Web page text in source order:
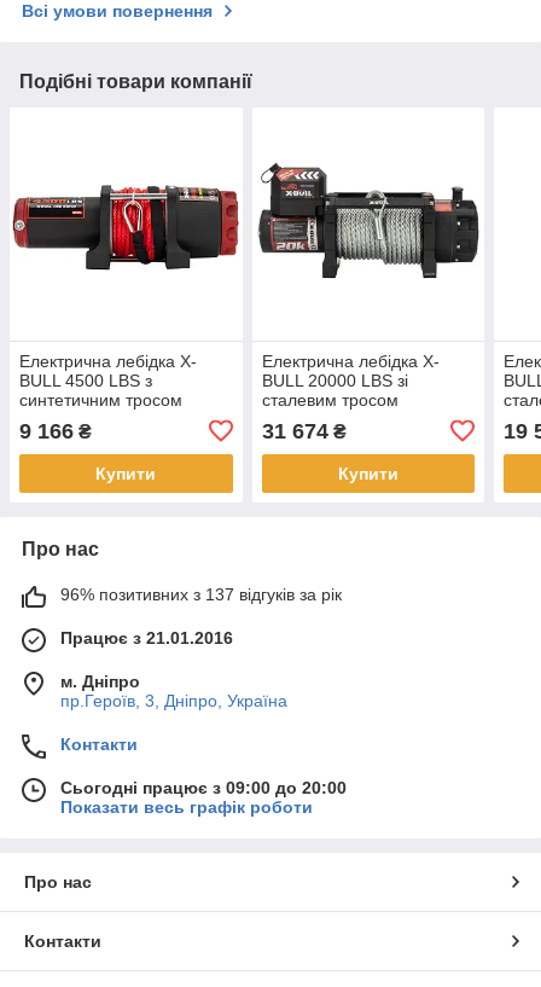
Всі умови повернення
Подібні товари компанії
Електрична лебідка X-
BULL 4500 LBS з
синтетичним тросом
9 166 ₴
Купити
Електрична лебідка X-
BULL 20000 LBS зі
сталевим тросом
31 674₴
Купити
19
Про нас
96% позитивних з 137 відгуків за рік
Працює з 21.01.2016
м. Дніпро
пр.Героїв, 3, Дніпро, Україна
Контакти
Сьогодні працює з 09:00 до 20:00
Показати весь графік роботи
Про нас
Контакти